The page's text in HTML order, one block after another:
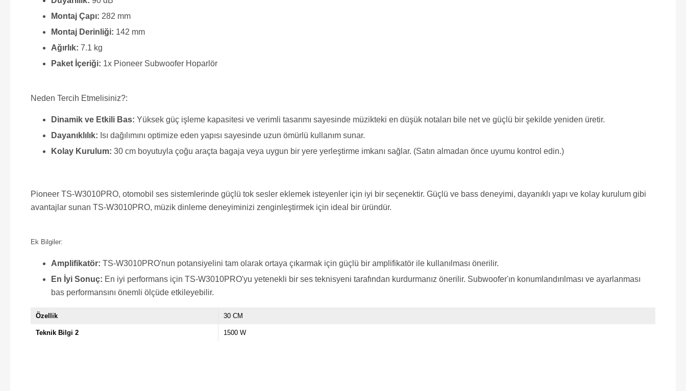
Montaj Çapı: 282 mm
Montaj Derinliği: 142 mm
Ağırlık: 7.1 kg
Paket İçeriği: 1x Pioneer Subwoofer Hoparlör
Neden Tercih Etmelisiniz?:
Dinamik ve Etkili Bas: Yüksek güç işleme kapasitesi ve verimli tasarımı sayesinde müzikteki en düşük notaları bile net ve güçlü bir şekilde yeniden üretir.
Dayanıklılık: Isı dağılımını optimize eden yapısı sayesinde uzun ömürlü kullanım sunar.
Kolay Kurulum: 30 cm boyutuyla çoğu araçta bagaja veya uygun bir yere yerleştirme imkanı sağlar. (Satın almadan önce uyumu kontrol edin.)
Pioneer TS-W3010PRO, otomobil ses sistemlerinde güçlü tok sesler eklemek isteyenler için iyi bir seçenektir. Güçlü ve bass deneyimi, dayanıklı yapı ve kolay kurulum gibi
avantajlar sunan TS-W3010PRO, müzik dinleme deneyiminizi zenginleştirmek için ideal bir üründür.
Ek Bilgiler:
Amplifikatör: TS-W3010PRO'nun potansiyelini tam olarak ortaya çıkarmak için güçlü bir amplifikatör ile kullanılması önerilir.
En İyi Sonuç: En iyi performans için TS-W3010PRO'yu yetenekli bir ses teknisyeni tarafından kurdurmanız önerilir. Subwoofer'ın konumlandırılması ve ayarlanması
bas performansını önemli ölçüde etkileyebilir.
Özellik 30 CM
Teknik Bilgi 2 1500 W